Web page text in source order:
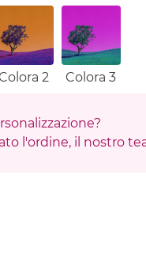
Colora 2 Colora 3
l'ordine, il nostro